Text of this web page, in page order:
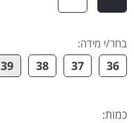
בחר/י מידה:
36
37
38
39
כמות: